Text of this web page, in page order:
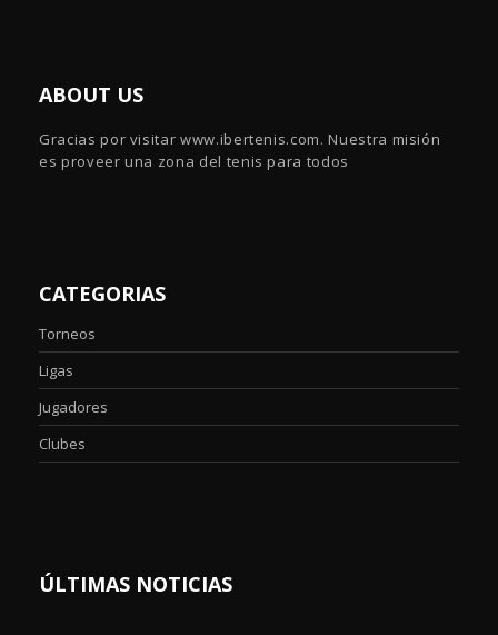
ABOUT US
Gracias por visitar www.ibertenis.com. Nuestra misión
es proveer una zona del tenis para todos
CATEGORIAS
Torneos
Ligas
Jugadores
Clubes
ÚLTIMAS NOTICIAS